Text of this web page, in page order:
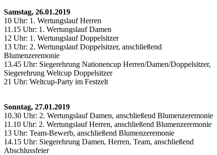
Samstag, 26.01.2019
10 Uhr: 1. Wertungslauf Herren
11.15 Uhr: 1. Wertungslauf Damen
12 Uhr: 1. Wertungslauf Doppelsitzer
13 Uhr: 2. Wertungslauf Doppelsitzer, anschließend
Blumenzeremonie
13.45 Uhr: Siegerehrung Nationencup Herren/Damen/Doppelsitzer,
Siegerehrung Weltcup Doppelsitzer
21 Uhr: Weltcup-Party im Festzelt
Sonntag, 27.01.2019
10.30 Uhr: 2. Wertungslauf Damen, anschließend Blumenzeremonie
11.10 Uhr: 2. Wertungslauf Herren, anschließend Blumenzeremonie
13 Uhr: Team-Bewerb, anschließend Blumenzeremonie
14.15 Uhr: Siegerehrung Damen, Herren, Team, anschließend
Abschlussfeier